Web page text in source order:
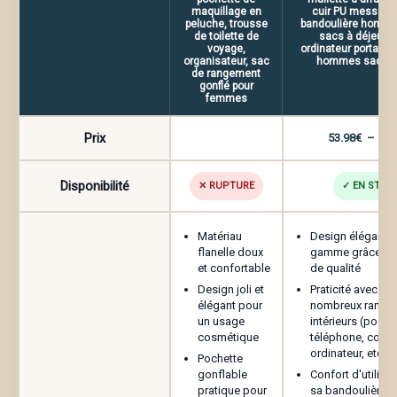
Capacité de rangement limitée pour un
Entretien régulier requis pour garder le
produit en bon état
Votre adresse e-mail ne sera pas publiée.
Les
champs obligatoires sont indiqués avec
Votre avis
maquillage en
peluche, trousse
de toilette de
voyage,
organisateur, sac
de rangement
gonflé pour
femmes
cuir PU
bandoulière
sacs à
ordinateur portable
hommes sacs
Prix 53.98€ –
Disponibilité ✕ RUPTURE ✓ EN
Matériau
flanelle doux
et confortable
Design joli et
élégant pour
un usage
cosmétique
Pochette
gonflable
pratique pour
Design élégant
gamme grâce
de qualité
Praticité avec
nombreux
intérieurs
téléphone,
ordinateur, etc.)
Confort
sa bandoulière